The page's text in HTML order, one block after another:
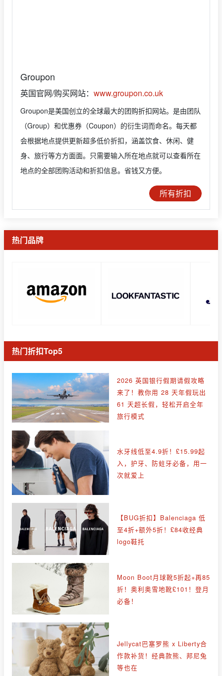
Groupon
英国官网/购买网站： www.groupon.co.uk
Groupon是美国创立的全球最大的团购折扣网站。是由团队
（Group）和优惠券（Coupon）的衍生词而命名。每天都
会根据地点提供更新超多低价折扣，涵盖饮食、休闲、健
身、旅行等方方面面。只需要输入所在地点就可以查看所在
地点的全部团购活动和折扣信息。省钱又方便。
所有折扣
热门品牌
热门折扣Top5
2026 英国银行假期请假攻略
来了！教你用 28 天年假玩出
61 天超长假，轻松开启全年
旅行模式
水牙线低至4.9折！£15.99起
入，护牙、防蛀牙必备，用一
次就爱上
【BUG折扣】Balenciaga 低
至4折+额外5折！£84收经典
logo鞋托
Moon Boot月球靴5折起+再85
折！奥利奥雪地靴£101！登月
必备！
Jellycat巴塞罗熊 x Liberty合
作款补货！经典款熊、邦尼兔
等也在